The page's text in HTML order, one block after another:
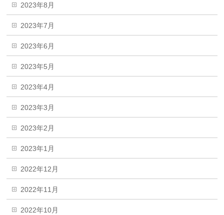
2023年8月
2023年7月
2023年6月
2023年5月
2023年4月
2023年3月
2023年2月
2023年1月
2022年12月
2022年11月
2022年10月